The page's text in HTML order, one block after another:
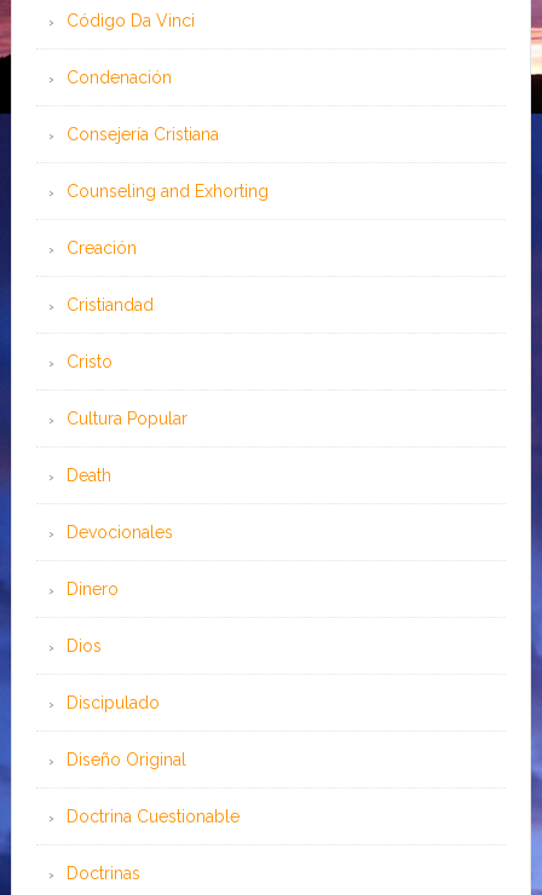
Código Da Vinci
Condenación
Consejería Cristiana
Counseling and Exhorting
Creación
Cristiandad
Cristo
Cultura Popular
Death
Devocionales
Dinero
Dios
Discipulado
Diseño Original
Doctrina Cuestionable
Doctrinas